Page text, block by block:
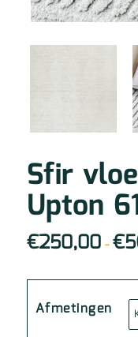
Sfir
Upton
€250,00 - €
Afmetingen